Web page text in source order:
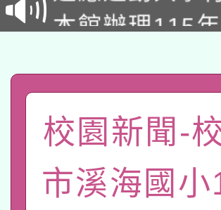
招)
本館辦理115
礎課程
「數位內容與
有關大陸委員
薪期間赴陸應
轉知經濟部水
校園新聞-
市溪海國